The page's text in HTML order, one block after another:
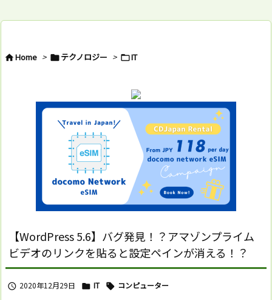
Home > テクノロジー > IT
【WordPress 5.6】バグ発見！？アマゾンプライム
ビデオのリンクを貼ると設定ペインが消える！？
 2020年12月29日  IT  コンピューター